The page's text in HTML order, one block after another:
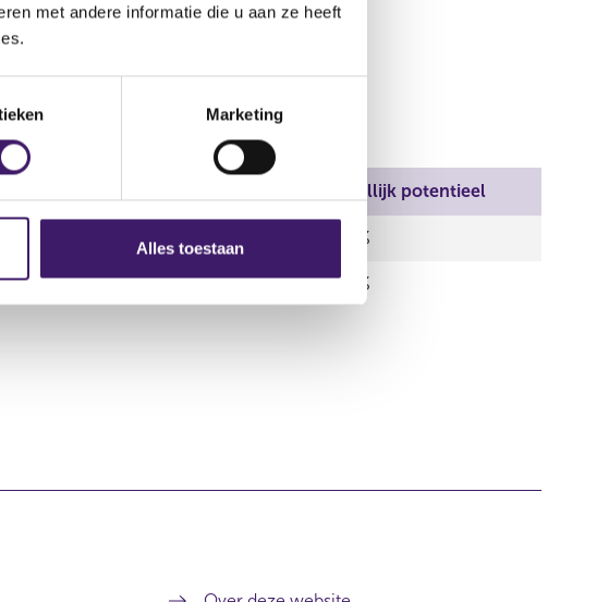
met andere informatie die u aan ze heeft
Marketing
Alles toestaan
Rechtstreeks
Middellijk potentieel
0,00 % 0,00 %
0,00 % 0,00 %